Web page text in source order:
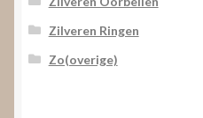
Zilveren Ringen
Zo(overige)